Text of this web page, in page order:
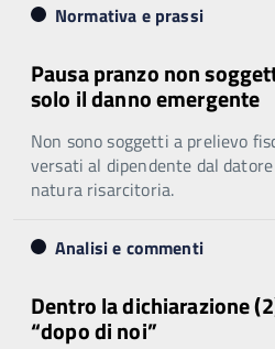
Normativa e prassi
Pausa pranzo non
solo il danno emergente
Non sono soggetti a prelievo
versati al dipendente dal
natura risarcitoria.
Analisi e commenti
Dentro la dichiarazione
“dopo di noi”